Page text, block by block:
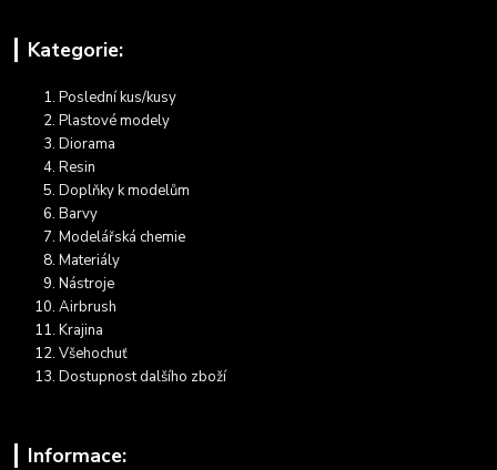
Kategorie:
Poslední kus/kusy
Plastové modely
Diorama
Resin
Doplňky k modelům
Barvy
Modelářská chemie
Materiály
Nástroje
Airbrush
Krajina
Všehochuť
Dostupnost dalšího zboží
Informace: